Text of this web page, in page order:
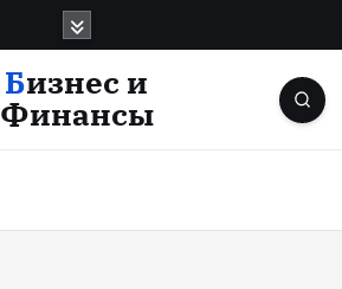
Бизнес и
Финансы